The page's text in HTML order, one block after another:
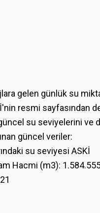
gelen günlük su
resmi sayfasından
güncel su seviyelerini ve
güncel veriler:
su seviyesi ASKİ
Hacmi (m3):